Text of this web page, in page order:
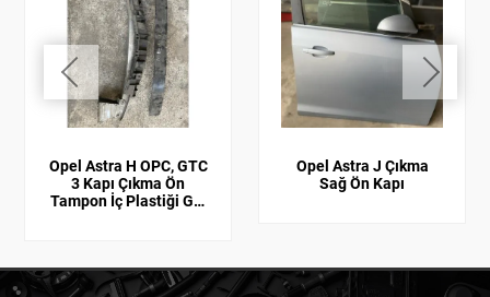
Opel Astra H OPC, GTC
3 Kapı Çıkma Ön
Tampon İç Plastiği GM
Opel Astra J Çıkma
Sağ Ön Kapı